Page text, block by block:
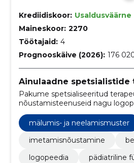
Krediidiskoor: Usaldusväärne
Maineskoor: 2270
Töötajaid: 4
Prognooskäive (2026): 176
Ainulaadne spetsialistide
Pakume spetsialiseeritud
nõustamisteenuseid nagu
müofunktsionaalne teraapia ja
nõustamine.
mälumis- ja neelamismuster
imetamisnõustamine
logopeedia
pädiatriline